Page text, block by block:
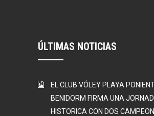
ÚLTIMAS NOTICIAS
EL CLUB VÓLEY PLAYA
BENIDORM FIRMA UNA
HISTORICA CON DOS